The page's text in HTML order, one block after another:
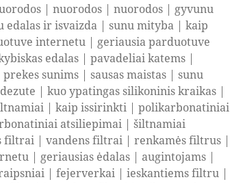
|nuorodos |nuorodos | gyvunu
edalas ir isvaizda |sunu mityba |kaip
internetu | geriausia parduotuve
edalas |pavadeliai katems |
prekes sunims |sausas maistas |sunu
|kuo ypatingas silikoninis kraikas |
|kaip issirinkti |polikarbonatiniai
atsiliepimai |šiltnamiai
filtrai |vandens filtrai |renkamės filtrus |
| geriausias ėdalas | augintojams |
|fejerverkai |ieskantiems filtru |